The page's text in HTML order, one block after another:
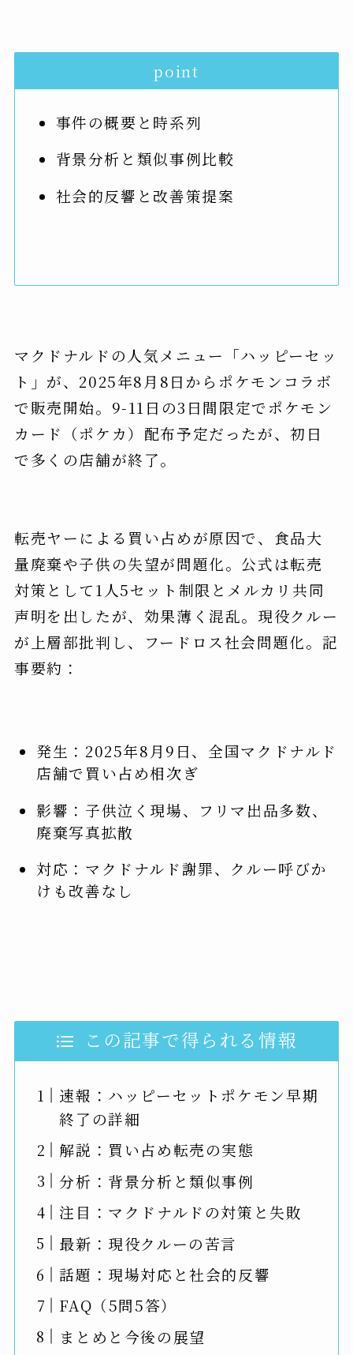
point
事件の概要と時系列
背景分析と類似事例比較
社会的反響と改善策提案
マクドナルドの人気メニュー「ハッピーセッ
ト」が、2025年8月8日からポケモンコラボ
で販売開始。9-11日の3日間限定でポケモン
カード（ポケカ）配布予定だったが、初日
で多くの店舗が終了。
転売ヤーによる買い占めが原因で、食品大
量廃棄や子供の失望が問題化。公式は転売
対策として1人5セット制限とメルカリ共同
声明を出したが、効果薄く混乱。現役クルー
が上層部批判し、フードロス社会問題化。記
事要約：
発生：2025年8月9日、全国マクドナルド
店舗で買い占め相次ぎ
影響：子供泣く現場、フリマ出品多数、
廃棄写真拡散
対応：マクドナルド謝罪、クルー呼びか
けも改善なし
この記事で得られる情報
速報：ハッピーセットポケモン早期
終了の詳細
解説：買い占め転売の実態
分析：背景分析と類似事例
注目：マクドナルドの対策と失敗
最新：現役クルーの苦言
話題：現場対応と社会的反響
FAQ（5問5答）
まとめと今後の展望